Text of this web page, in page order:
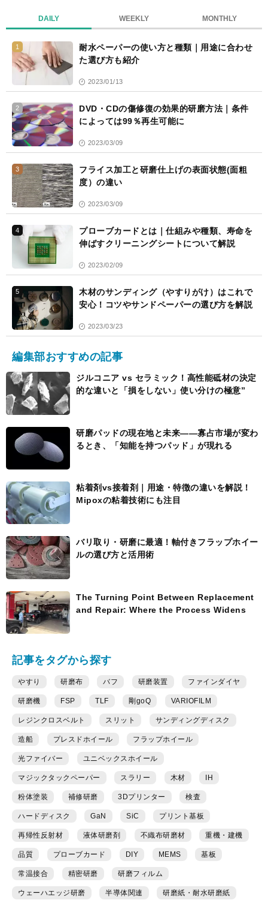
DAILY WEEKLY MONTHLY
1
耐水ペーパーの使い方と種類｜用途に合わせ
た選び方も紹介
2023/01/13
2
DVD・CDの傷修復の効果的研磨方法｜条件
によっては99％再生可能に
2023/03/09
3
フライス加工と研磨仕上げの表面状態(面粗
度）の違い
2023/03/09
4
プローブカードとは｜仕組みや種類、寿命を
伸ばすクリーニングシートについて解説
2023/02/09
5
木材のサンディング（やすりがけ）はこれで
安心！コツやサンドペーパーの選び方を解説
2023/03/23
編集部おすすめの記事
ジルコニア vs セラミック！高性能砥材の決定
的な違いと「損をしない」使い分けの極意”
研磨パッドの現在地と未来――寡占市場が変わ
るとき、「知能を持つパッド」が現れる
粘着剤vs接着剤｜用途・特徴の違いを解説！
Mipoxの粘着技術にも注目
バリ取り・研磨に最適！軸付きフラップホイー
ルの選び方と活用術
The Turning Point Between Replacement
and Repair: Where the Process Widens
記事をタグから探す
やすり 研磨布 バフ 研磨装置 ファインダイヤ
研磨機 FSP TLF 剛goQ VARIOFILM
レジンクロスベルト スリット サンディングディスク
造船 プレスドホイール フラップホイール
光ファイバー ユニベックスホイール
マジックタックペーパー スラリー 木材 IH
粉体塗装 補修研磨 3Dプリンター 検査
ハードディスク GaN SiC プリント基板
再帰性反射材 液体研磨剤 不織布研磨材 重機・建機
品質 プローブカード DIY MEMS 基板
常温接合 精密研磨 研磨フィルム
ウェーハエッジ研磨 半導体関連 研磨紙・耐水研磨紙